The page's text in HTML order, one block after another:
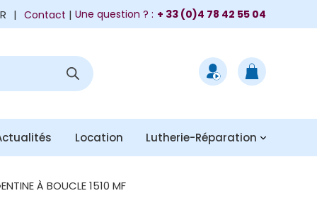
Contact | Une question ? : + 33 (0)4 78 42 55 04
Location Lutherie-Réparation
À BOUCLE 1510 MF